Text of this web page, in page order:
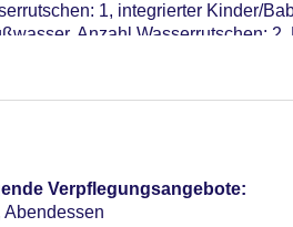
1, integrierter Kinder/
Anzahl Wasserrutschen:
Gebühr, Fremdanbieter, Indoor,
Jahre
Verpflegungsangebote:
Abendessen